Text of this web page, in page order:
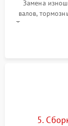
Замена
валов,
Тщательная
лазера
5.